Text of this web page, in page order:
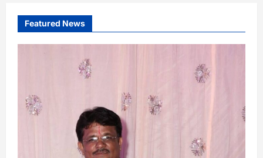
Featured News